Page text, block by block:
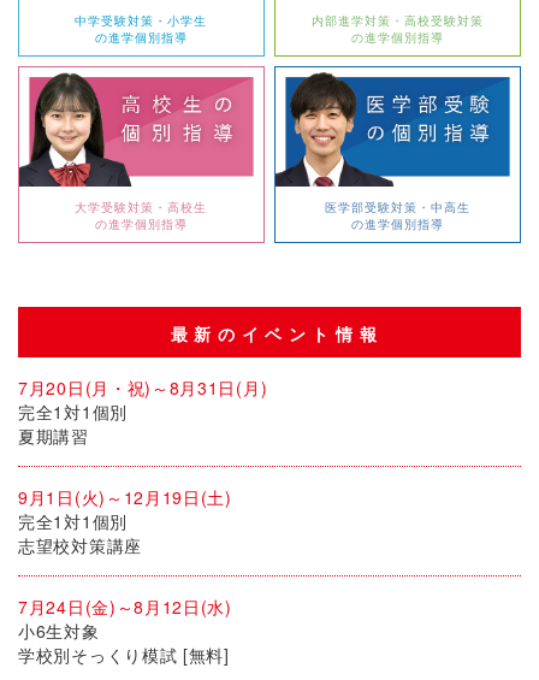
中学受験対策・小学生
の進学個別指導
内部進学対策・高校受験対策
の進学個別指導
大学受験対策・高校生
の進学個別指導
医学部受験対策・中高生
の進学個別指導
最新のイベント情報
7月20日(月・祝)～8月31日(月)
完全1対1個別
夏期講習
9月1日(火)～12月19日(土)
完全1対1個別
志望校対策講座
7月24日(金)～8月12日(水)
小6生対象
学校別そっくり模試 [無料]